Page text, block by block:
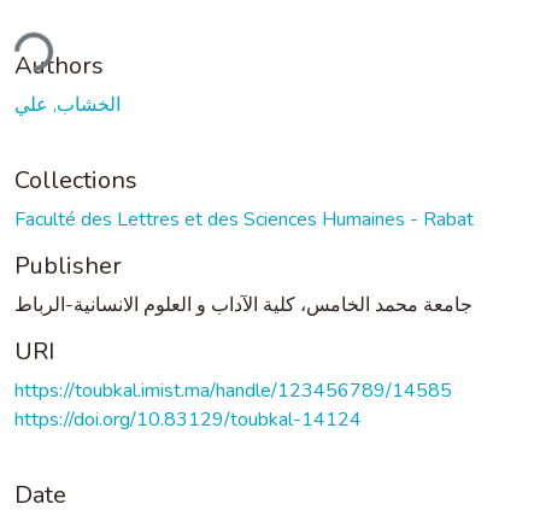
Authors
الخشاب, علي
Collections
Faculté des Lettres et des Sciences Humaines - Rabat
Publisher
جامعة محمد الخامس، كلية الآداب و العلوم الانسانية-الرباط
URI
https://toubkal.imist.ma/handle/123456789/14585
https://doi.org/10.83129/toubkal-14124
Date